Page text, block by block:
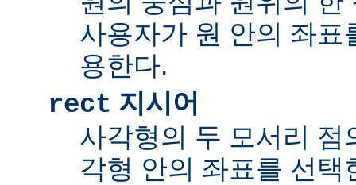
사용자가 원 안의 좌표
용한다.
rect 지시어
사각형의 두 모서리 점
각형 안의 좌표를 선택